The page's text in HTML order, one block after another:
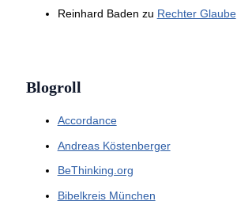
Reinhard Baden zu Rechter Glaube
Blogroll
Accordance
Andreas Köstenberger
BeThinking.org
Bibelkreis München